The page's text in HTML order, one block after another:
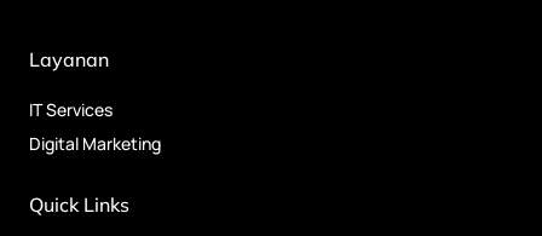
Layanan
IT Services
Digital Marketing
Quick Links